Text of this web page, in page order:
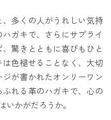
多くの人がうれしい気持
ガキで、さらにサプライ
驚きとともに喜びもひと
色褪せることなく、大切
が書かれたオンリーワン
れる革のハガキで、心の
いかがだろうか。